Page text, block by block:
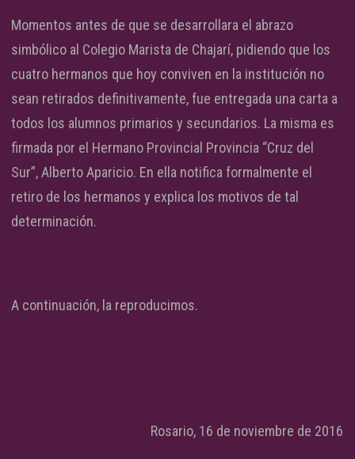
Momentos antes de que se desarrollara el abrazo
simbólico al Colegio Marista de Chajarí, pidiendo que los
cuatro hermanos que hoy conviven en la institución no
sean retirados definitivamente, fue entregada una carta a
todos los alumnos primarios y secundarios. La misma es
firmada por el Hermano Provincial Provincia “Cruz del
Sur”, Alberto Aparicio. En ella notifica formalmente el
retiro de los hermanos y explica los motivos de tal
determinación.
A continuación, la reproducimos.
Rosario, 16 de noviembre de 2016